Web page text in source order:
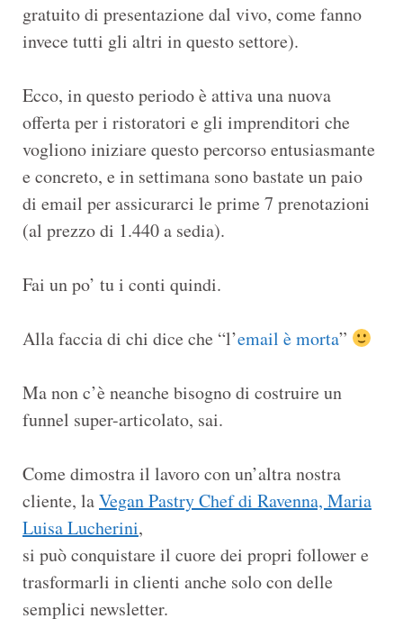
gratuito di presentazione dal vivo, come fanno
invece tutti gli altri in questo settore).
Ecco, in questo periodo è attiva una nuova
offerta per i ristoratori e gli imprenditori che
vogliono iniziare questo percorso entusiasmante
e concreto, e in settimana sono bastate un paio
di email per assicurarci le prime 7 prenotazioni
(al prezzo di 1.440 a sedia).
Fai un po’ tu i conti quindi.
Alla faccia di chi dice che “l’email è morta”
Ma non c’è neanche bisogno di costruire un
funnel super-articolato, sai.
Come dimostra il lavoro con un’altra nostra
cliente, laVegan Pastry Chef di Ravenna, Maria
Luisa Lucherini,
si può conquistare il cuore dei propri follower e
trasformarli in clienti anche solo con delle
semplici newsletter.